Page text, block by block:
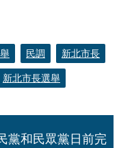
民調
新北市長
新北市長選舉
黨和民眾黨日前完